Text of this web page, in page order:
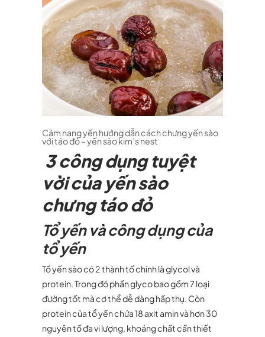
Cảm nang yến hướng dẫn cách chưng yến sào
với táo đỏ – yến sào kim’s nest
3 công dụng tuyệt
vời của yến sào
chưng táo đỏ
Tổ yến và công dụng của
tổ yến
Tổ yến sào có 2 thành tố chính là glycol và
protein. Trong đó phần glyco bao gồm 7 loại
đường tốt mà cơ thể dễ dàng hấp thụ. Còn
protein của tổ yến chứa 18 axit amin và hơn 30
nguyên tố đa vi lượng, khoáng chất cần thiết